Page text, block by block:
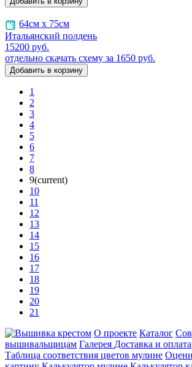
64см х 75см
Итальянский полдень
15200 руб.
отдельно скачать схему за 1650 руб.
1
2
3
4
5
6
7
8
9(current)
10
11
12
13
14
15
16
17
18
19
20
21
О проекте Каталог
вышивальщицам Галерея Доставка и оплата
Таблица соответствия цветов мулине